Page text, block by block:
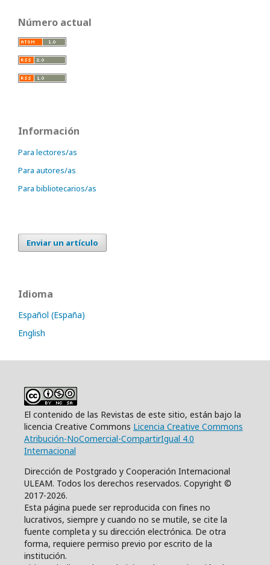
Número actual
Información
Para lectores/as
Para autores/as
Para bibliotecarios/as
Enviar un artículo
Idioma
Español (España)
English
El contenido de las Revistas de este sitio, están bajo la
licencia Creative Commons Licencia Creative Commons
Atribución-NoComercial-CompartirIgual 4.0
Internacional
Dirección de Postgrado y Cooperación Internacional
ULEAM. Todos los derechos reservados. Copyright ©
2017-2026.
Esta página puede ser reproducida con fines no
lucrativos, siempre y cuando no se mutile, se cite la
fuente completa y su dirección electrónica. De otra
forma, requiere permiso previo por escrito de la
institución.